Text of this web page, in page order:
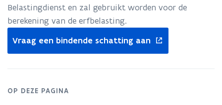
(ABS)Belastingdienst en zal gebruikt worden voor de
berekening van de erfbelasting.
Vraag een bindende schatting aan
nieuw
OP DEZE PAGINA